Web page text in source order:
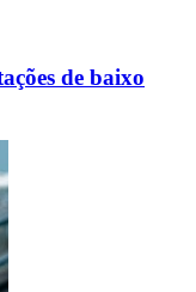
de baixo